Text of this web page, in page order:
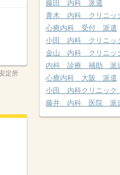
定所
藤田 内科 派遣
青木 内科 クリニッ
心療内科 受付 派遣
小田 内科 クリニッ
金山 内科 クリニッ
内科 診療 補助 派
心療内科 大阪 派遣
小田 内科クリニッ
藤井 内科 医院 派